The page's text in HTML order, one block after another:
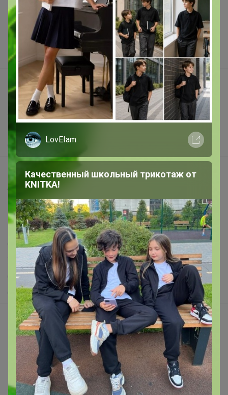
Подарочные сертификаты
Реклама на сайте
Поставщикам
Вакансии
support@24-ok.ru
Написать в поддержку
Защита покупателя
Помощь
О нас
Все предложения
Анонсы
Новости
Поддержка альпак
Самое выгодное
Хиты продаж
Самое желанное
Самое быстрое
Начать зарабатывать с 24-ok
Picabox.ru - Лучшее место для ваших изображений
Розыгрыш - Генератор случайных чисел
Пульс нашего маркетплейса
Укорачиватель ссылок
LovEIam
Качественный школьный трикотаж от
KNITKA!